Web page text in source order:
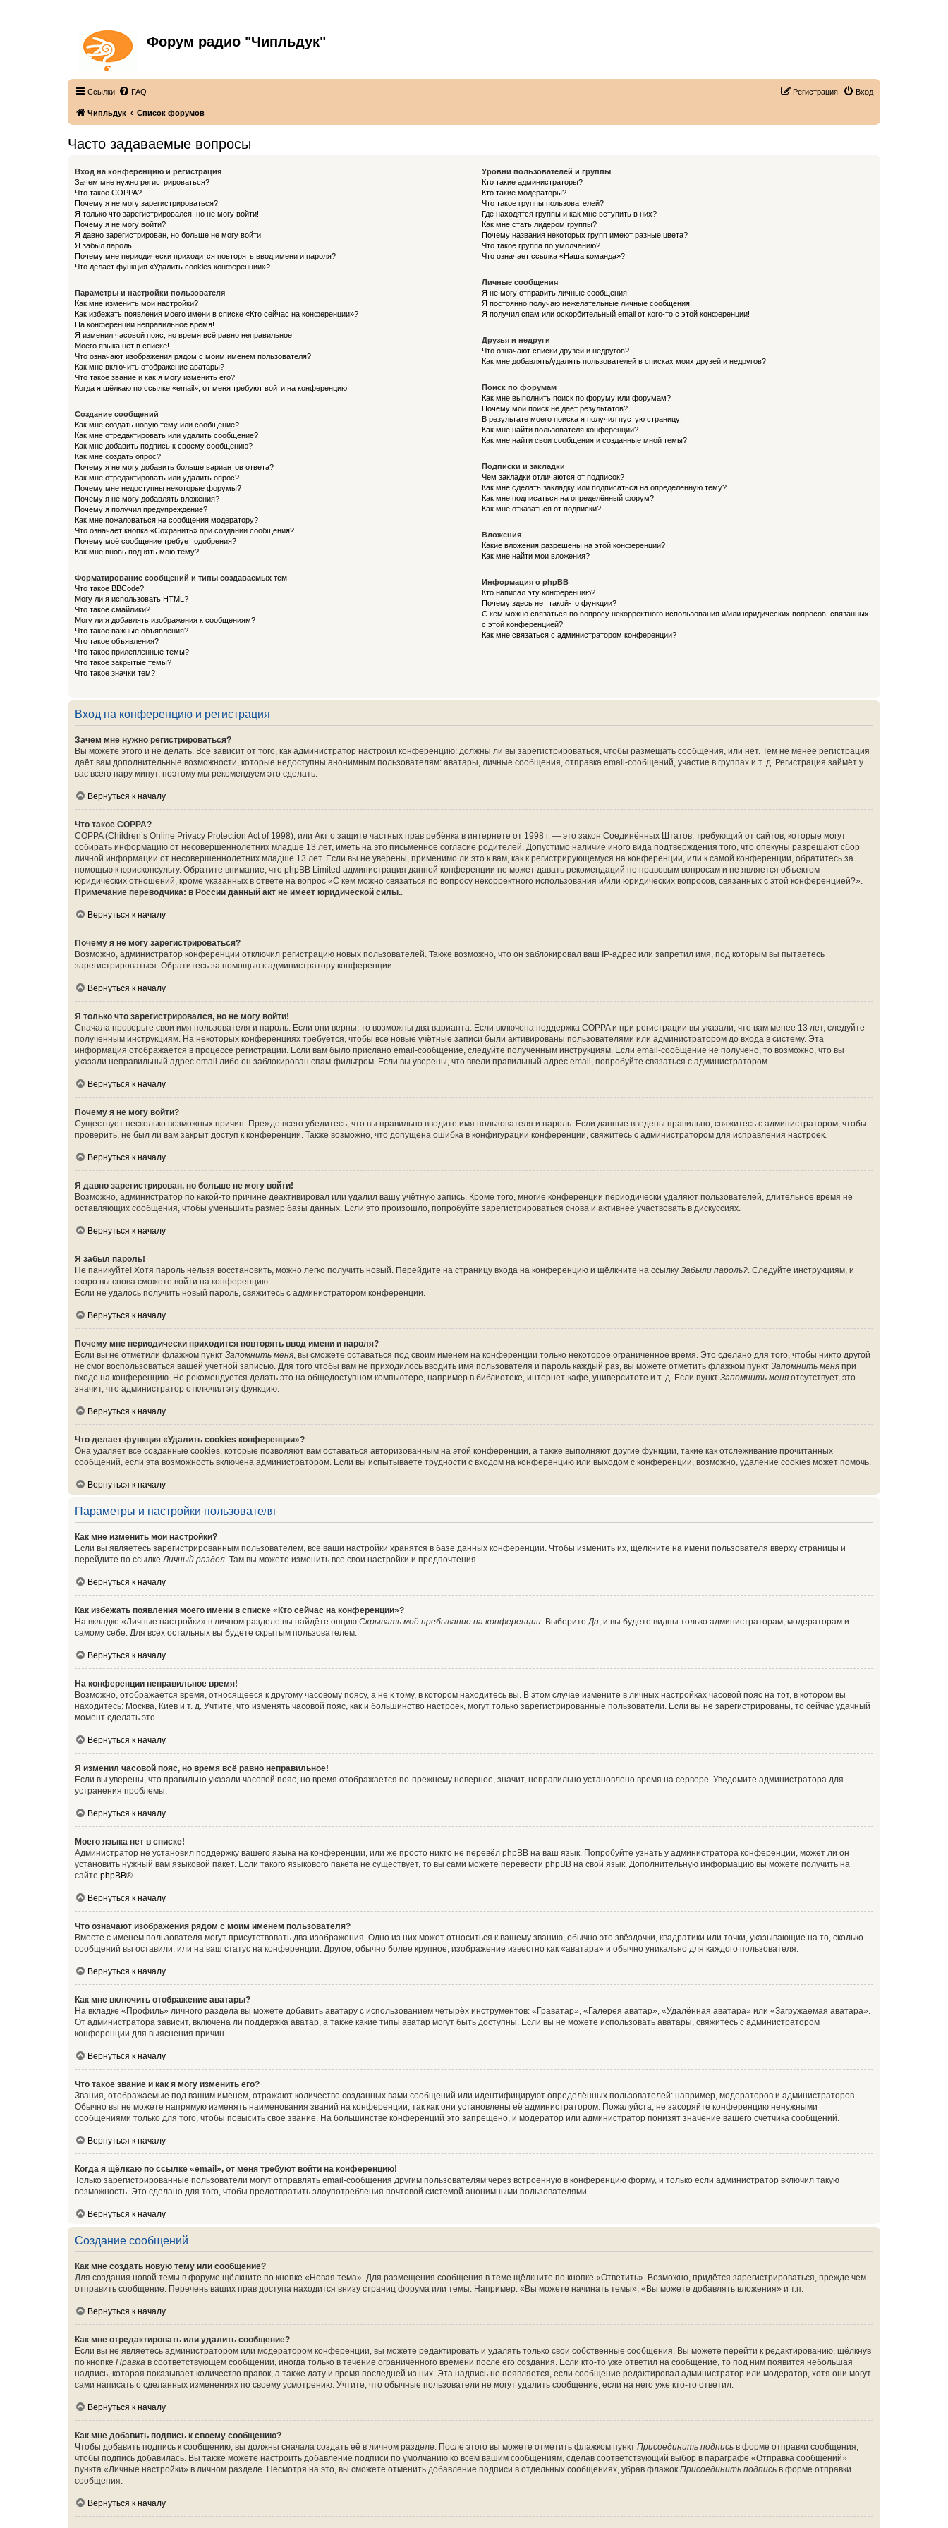
Форум радио "Чипльдук"
Ссылки FAQ Вход
Регистрация
Чипльдук Список форумов
Часто задаваемые вопросы
Вход на конференцию и регистрация
Зачем мне нужно регистрироваться?
Что такое COPPA?
Почему я не могу зарегистрироваться?
Я только что зарегистрировался, но не могу войти!
Почему я не могу войти?
Я давно зарегистрирован, но больше не могу войти!
Я забыл пароль!
Почему мне периодически приходится повторять ввод имени и пароля?
Что делает функция «Удалить cookies конференции»?
Параметры и настройки пользователя
Как мне изменить мои настройки?
Как избежать появления моего имени в списке «Кто сейчас на конференции»?
На конференции неправильное время!
Я изменил часовой пояс, но время всё равно неправильное!
Моего языка нет в списке!
Что означают изображения рядом с моим именем пользователя?
Как мне включить отображение аватары?
Что такое звание и как я могу изменить его?
Когда я щёлкаю по ссылке «email», от меня требуют войти на конференцию!
Создание сообщений
Как мне создать новую тему или сообщение?
Как мне отредактировать или удалить сообщение?
Как мне добавить подпись к своему сообщению?
Как мне создать опрос?
Почему я не могу добавить больше вариантов ответа?
Как мне отредактировать или удалить опрос?
Почему мне недоступны некоторые форумы?
Почему я не могу добавлять вложения?
Почему я получил предупреждение?
Как мне пожаловаться на сообщения модератору?
Что означает кнопка «Сохранить» при создании сообщения?
Почему моё сообщение требует одобрения?
Как мне вновь поднять мою тему?
Форматирование сообщений и типы создаваемых тем
Что такое BBCode?
Могу ли я использовать HTML?
Что такое смайлики?
Могу ли я добавлять изображения к сообщениям?
Что такое важные объявления?
Что такое объявления?
Что такое прилепленные темы?
Что такое закрытые темы?
Что такое значки тем?
Уровни пользователей и группы
Кто такие администраторы?
Кто такие модераторы?
Что такое группы пользователей?
Где находятся группы и как мне вступить в них?
Как мне стать лидером группы?
Почему названия некоторых групп имеют разные цвета?
Что такое группа по умолчанию?
Что означает ссылка «Наша команда»?
Личные сообщения
Я не могу отправить личные сообщения!
Я постоянно получаю нежелательные личные сообщения!
Я получил спам или оскорбительный email от кого-то с этой конференции!
Друзья и недруги
Что означают списки друзей и недругов?
Как мне добавлять/удалять пользователей в списках моих друзей и недругов?
Поиск по форумам
Как мне выполнить поиск по форуму или форумам?
Почему мой поиск не даёт результатов?
В результате моего поиска я получил пустую страницу!
Как мне найти пользователя конференции?
Как мне найти свои сообщения и созданные мной темы?
Подписки и закладки
Чем закладки отличаются от подписок?
Как мне сделать закладку или подписаться на определённую тему?
Как мне подписаться на определённый форум?
Как мне отказаться от подписки?
Вложения
Какие вложения разрешены на этой конференции?
Как мне найти мои вложения?
Информация о phpBB
Кто написал эту конференцию?
Почему здесь нет такой-то функции?
С кем можно связаться по вопросу некорректного использования и/или юридических вопросов, связанных
с этой конференцией?
Как мне связаться с администратором конференции?
Вход на конференцию и регистрация
Зачем мне нужно регистрироваться?
Вы можете этого и не делать. Всё зависит от того, как администратор настроил конференцию: должны ли вы зарегистрироваться, чтобы размещать сообщения, или нет. Тем не менее регистрация
даёт вам дополнительные возможности, которые недоступны анонимным пользователям: аватары, личные сообщения, отправка email-сообщений, участие в группах и т. д. Регистрация займёт у
вас всего пару минут, поэтому мы рекомендуем это сделать.
Вернуться к началу
Что такое COPPA?
COPPA (Children’s Online Privacy Protection Act of 1998), или Акт о защите частных прав ребёнка в интернете от 1998 г. — это закон Соединённых Штатов, требующий от сайтов, которые могут
собирать информацию от несовершеннолетних младше 13 лет, иметь на это письменное согласие родителей. Допустимо наличие иного вида подтверждения того, что опекуны разрешают сбор
личной информации от несовершеннолетних младше 13 лет. Если вы не уверены, применимо ли это к вам, как к регистрирующемуся на конференции, или к самой конференции, обратитесь за
помощью к юрисконсульту. Обратите внимание, что phpBB Limited администрация данной конференции не может давать рекомендаций по правовым вопросам и не является объектом
юридических отношений, кроме указанных в ответе на вопрос «С кем можно связаться по вопросу некорректного использования и/или юридических вопросов, связанных с этой конференцией?».
Примечание переводчика: в России данный акт не имеет юридической силы..
Вернуться к началу
Почему я не могу зарегистрироваться?
Возможно, администратор конференции отключил регистрацию новых пользователей. Также возможно, что он заблокировал ваш IP-адрес или запретил имя, под которым вы пытаетесь
зарегистрироваться. Обратитесь за помощью к администратору конференции.
Вернуться к началу
Я только что зарегистрировался, но не могу войти!
Сначала проверьте свои имя пользователя и пароль. Если они верны, то возможны два варианта. Если включена поддержка COPPA и при регистрации вы указали, что вам менее 13 лет, следуйте
полученным инструкциям. На некоторых конференциях требуется, чтобы все новые учётные записи были активированы пользователями или администратором до входа в систему. Эта
информация отображается в процессе регистрации. Если вам было прислано email-сообщение, следуйте полученным инструкциям. Если email-сообщение не получено, то возможно, что вы
указали неправильный адрес email либо он заблокирован спам-фильтром. Если вы уверены, что ввели правильный адрес email, попробуйте связаться с администратором.
Вернуться к началу
Почему я не могу войти?
Существует несколько возможных причин. Прежде всего убедитесь, что вы правильно вводите имя пользователя и пароль. Если данные введены правильно, свяжитесь с администратором, чтобы
проверить, не был ли вам закрыт доступ к конференции. Также возможно, что допущена ошибка в конфигурации конференции, свяжитесь с администратором для исправления настроек.
Вернуться к началу
Я давно зарегистрирован, но больше не могу войти!
Возможно, администратор по какой-то причине деактивировал или удалил вашу учётную запись. Кроме того, многие конференции периодически удаляют пользователей, длительное время не
оставляющих сообщения, чтобы уменьшить размер базы данных. Если это произошло, попробуйте зарегистрироваться снова и активнее участвовать в дискуссиях.
Вернуться к началу
Я забыл пароль!
Не паникуйте! Хотя пароль нельзя восстановить, можно легко получить новый. Перейдите на страницу входа на конференцию и щёлкните на ссылку Забыли пароль?. Следуйте инструкциям, и
скоро вы снова сможете войти на конференцию.
Если не удалось получить новый пароль, свяжитесь с администратором конференции.
Вернуться к началу
Почему мне периодически приходится повторять ввод имени и пароля?
Если вы не отметили флажком пункт Запомнить меня, вы сможете оставаться под своим именем на конференции только некоторое ограниченное время. Это сделано для того, чтобы никто другой
не смог воспользоваться вашей учётной записью. Для того чтобы вам не приходилось вводить имя пользователя и пароль каждый раз, вы можете отметить флажком пункт Запомнить меня при
входе на конференцию. Не рекомендуется делать это на общедоступном компьютере, например в библиотеке, интернет-кафе, университете и т. д. Если пункт Запомнить меня отсутствует, это
значит, что администратор отключил эту функцию.
Вернуться к началу
Что делает функция «Удалить cookies конференции»?
Она удаляет все созданные cookies, которые позволяют вам оставаться авторизованным на этой конференции, а также выполняют другие функции, такие как отслеживание прочитанных
сообщений, если эта возможность включена администратором. Если вы испытываете трудности с входом на конференцию или выходом с конференции, возможно, удаление cookies может помочь.
Вернуться к началу
Параметры и настройки пользователя
Как мне изменить мои настройки?
Если вы являетесь зарегистрированным пользователем, все ваши настройки хранятся в базе данных конференции. Чтобы изменить их, щёлкните на имени пользователя вверху страницы и
перейдите по ссылкеЛичный раздел. Там вы можете изменить все свои настройки и предпочтения.
Вернуться к началу
Как избежать появления моего имени в списке «Кто сейчас на конференции»?
На вкладке «Личные настройки» в личном разделе вы найдёте опцию Скрывать моё пребывание на конференции. ВыберитеДа, и вы будете видны только администраторам, модераторам и
самому себе. Для всех остальных вы будете скрытым пользователем.
Вернуться к началу
На конференции неправильное время!
Возможно, отображается время, относящееся к другому часовому поясу, а не к тому, в котором находитесь вы. В этом случае измените в личных настройках часовой пояс на тот, в котором вы
находитесь: Москва, Киев и т. д. Учтите, что изменять часовой пояс, как и большинство настроек, могут только зарегистрированные пользователи. Если вы не зарегистрированы, то сейчас удачный
момент сделать это.
Вернуться к началу
Я изменил часовой пояс, но время всё равно неправильное!
Если вы уверены, что правильно указали часовой пояс, но время отображается по-прежнему неверное, значит, неправильно установлено время на сервере. Уведомите администратора для
устранения проблемы.
Вернуться к началу
Моего языка нет в списке!
Администратор не установил поддержку вашего языка на конференции, или же просто никто не перевёл phpBB на ваш язык. Попробуйте узнать у администратора конференции, может ли он
установить нужный вам языковой пакет. Если такого языкового пакета не существует, то вы сами можете перевести phpBB на свой язык. Дополнительную информацию вы можете получить на
сайте phpBB®.
Вернуться к началу
Что означают изображения рядом с моим именем пользователя?
Вместе с именем пользователя могут присутствовать два изображения. Одно из них может относиться к вашему званию, обычно это звёздочки, квадратики или точки, указывающие на то, сколько
сообщений вы оставили, или на ваш статус на конференции. Другое, обычно более крупное, изображение известно как «аватара» и обычно уникально для каждого пользователя.
Вернуться к началу
Как мне включить отображение аватары?
На вкладке «Профиль» личного раздела вы можете добавить аватару с использованием четырёх инструментов: «Граватар», «Галерея аватар», «Удалённая аватара» или «Загружаемая аватара».
От администратора зависит, включена ли поддержка аватар, а также какие типы аватар могут быть доступны. Если вы не можете использовать аватары, свяжитесь с администратором
конференции для выяснения причин.
Вернуться к началу
Что такое звание и как я могу изменить его?
Звания, отображаемые под вашим именем, отражают количество созданных вами сообщений или идентифицируют определённых пользователей: например, модераторов и администраторов.
Обычно вы не можете напрямую изменять наименования званий на конференции, так как они установлены её администратором. Пожалуйста, не засоряйте конференцию ненужными
сообщениями только для того, чтобы повысить своё звание. На большинстве конференций это запрещено, и модератор или администратор понизят значение вашего счётчика сообщений.
Вернуться к началу
Когда я щёлкаю по ссылке «email», от меня требуют войти на конференцию!
Только зарегистрированные пользователи могут отправлять email-сообщения другим пользователям через встроенную в конференцию форму, и только если администратор включил такую
возможность. Это сделано для того, чтобы предотвратить злоупотребления почтовой системой анонимными пользователями.
Вернуться к началу
Создание сообщений
Как мне создать новую тему или сообщение?
Для создания новой темы в форуме щёлкните по кнопке «Новая тема». Для размещения сообщения в теме щёлкните по кнопке «Ответить». Возможно, придётся зарегистрироваться, прежде чем
отправить сообщение. Перечень ваших прав доступа находится внизу страниц форума или темы. Например: «Вы можете начинать темы», «Вы можете добавлять вложения» и т.п.
Вернуться к началу
Как мне отредактировать или удалить сообщение?
Если вы не являетесь администратором или модератором конференции, вы можете редактировать и удалять только свои собственные сообщения. Вы можете перейти к редактированию, щёлкнув
по кнопке Правка в соответствующем сообщении, иногда только в течение ограниченного времени после его создания. Если кто-то уже ответил на сообщение, то под ним появится небольшая
надпись, которая показывает количество правок, а также дату и время последней из них. Эта надпись не появляется, если сообщение редактировал администратор или модератор, хотя они могут
сами написать о сделанных изменениях по своему усмотрению. Учтите, что обычные пользователи не могут удалить сообщение, если на него уже кто-то ответил.
Вернуться к началу
Как мне добавить подпись к своему сообщению?
Чтобы добавить подпись к сообщению, вы должны сначала создать её в личном разделе. После этого вы можете отметить флажком пункт Присоединить подпись в форме отправки сообщения,
чтобы подпись добавилась. Вы также можете настроить добавление подписи по умолчанию ко всем вашим сообщениям, сделав соответствующий выбор в параграфе «Отправка сообщений»
пункта «Личные настройки» в личном разделе. Несмотря на это, вы сможете отменить добавление подписи в отдельных сообщениях, убрав флажок Присоединить подпись в форме отправки
сообщения.
Вернуться к началу